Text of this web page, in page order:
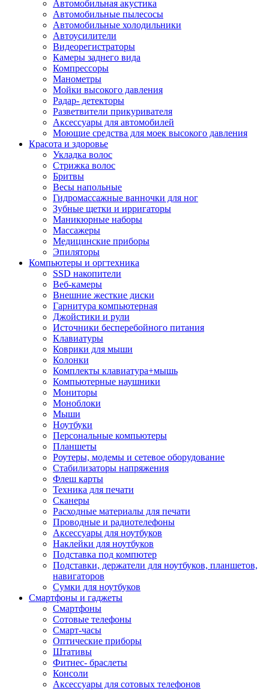
Автомобильная акустика
Автомобильные пылесосы
Автомобильные холодильники
Автоусилители
Видеорегистраторы
Камеры заднего вида
Компрессоры
Манометры
Мойки высокого давления
Радар- детекторы
Разветвители прикуривателя
Аксессуары для автомобилей
Моющие средства для моек высокого давления
Красота и здоровье
Укладка волос
Стрижка волос
Бритвы
Весы напольные
Гидромассажные ванночки для ног
Зубные щетки и ирригаторы
Маникюрные наборы
Массажеры
Медицинские приборы
Эпиляторы
Компьютеры и оргтехника
SSD накопители
Веб-камеры
Внешние жесткие диски
Гарнитура компьютерная
Джойстики и рули
Источники бесперебойного питания
Клавиатуры
Коврики для мыши
Колонки
Комплекты клавиатура+мышь
Компьютерные наушники
Мониторы
Моноблоки
Мыши
Ноутбуки
Персональные компьютеры
Планшеты
Роутеры, модемы и сетевое оборудование
Стабилизаторы напряжения
Флеш карты
Техника для печати
Сканеры
Расходные материалы для печати
Проводные и радиотелефоны
Аксессуары для ноутбуков
Наклейки для ноутбуков
Подставка под компютер
Подставки, держатели для ноутбуков, планшетов,
навигаторов
Сумки для ноутбуков
Смартфоны и гаджеты
Смартфоны
Сотовые телефоны
Смарт-часы
Оптические приборы
Штативы
Фитнес- браслеты
Консоли
Аксессуары для сотовых телефонов